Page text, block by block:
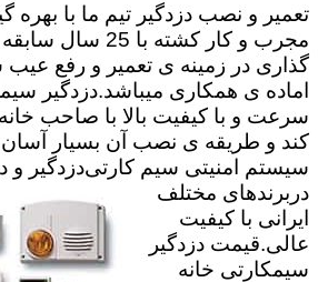
تعمیر و نصب دزدگیر تیم ما با
مجرب و کار کشته
گذاری در زمینه ی تعمیر و رفع
اماده ی همکاری میباشد.دزدگیر
سرعت و با کیفیت بالا با صاحب
کند و طریقه ی نصب آن بسیار
سیستم امنیتی سیم کارتیدزدگیر و
دربرندهای مختلف
ایرانی با کیفیت
عالی.قیمت دزدگیر
سیمکارتی خانه